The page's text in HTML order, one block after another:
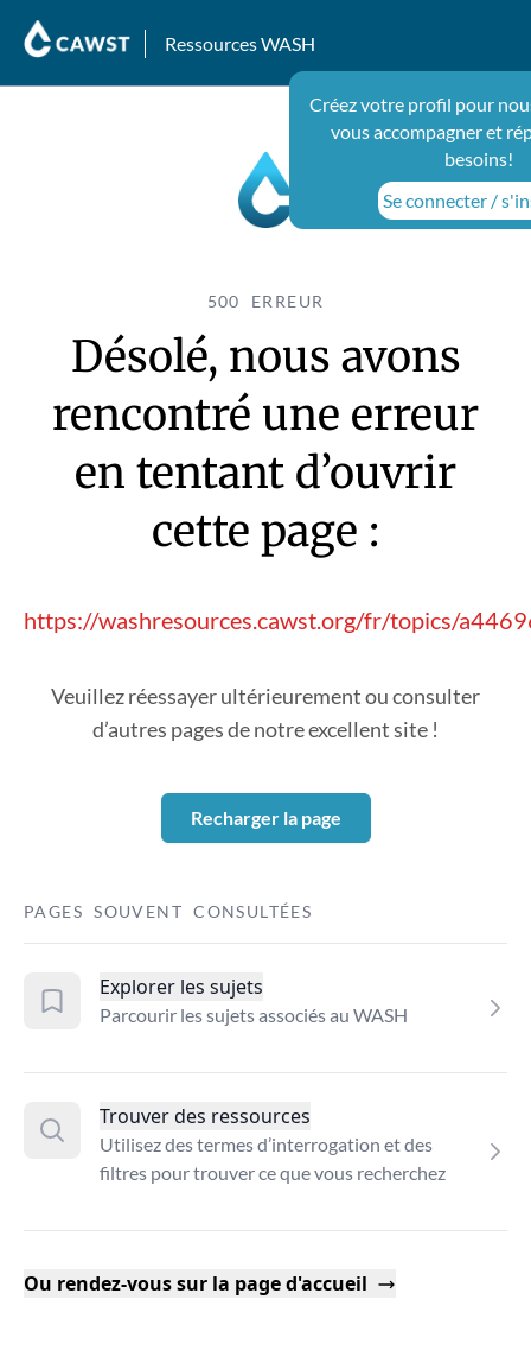
Ressources WASH
Créez votre profil pour
vous accompagner et
besoins!
Se connecter /
500 ERREUR
Désolé, nous avons
rencontré une erreur
en tentant d’ouvrir
cette page :
https://washresources.cawst.org/fr/topics/
Veuillez réessayer ultérieurement ou consulter
d’autres pages de notre excellent site !
Recharger la page
PAGES SOUVENT CONSULTÉES
Explorer les sujets
Parcourir les sujets associés au WASH
Trouver des ressources
Utilisez des termes d’interrogation et des
filtres pour trouver ce que vous recherchez
Ou rendez-vous sur la page d'accueil